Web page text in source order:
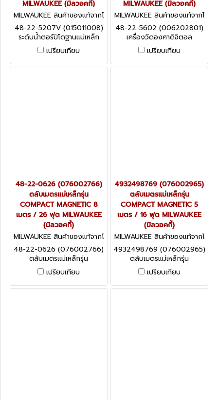
MILWAUKEE (มิลวอคกี้)
MILWAUKEE สินค้าของแท้จากโ
รงงานผู้ผลิต 48-22-5207V
(015011008)
48-22-5207V (015011008)
ระดับน้ำตอร์ปิโดฐานแม่เหล็ก
MILWAUKEE (มิลวอคกี้)
เปรียบเทียบ
MILWAUKEE (มิลวอคกี้)
MILWAUKEE สินค้าของแท้จากโ
รงงานผู้ผลิต 48-22-5602 (0
06202801)
48-22-5602 (006202801)
เครื่องวัดองศาดิจิตอล
MILWAUKEE (มิลวอคกี้)
เปรียบเทียบ
48-22-0626 (076002766)
ตลับเมตรแม่เหล็กรุ่น
COMPACT MAGNETIC 8
เมตร / 26 ฟุต MILWAUKEE
(มิลวอคกี้)
MILWAUKEE สินค้าของแท้จากโ
รงงานผู้ผลิต 48-22-0626 (0
76002766)
48-22-0626 (076002766)
ตลับเมตรแม่เหล็กรุ่น
COMPACT MAGNETIC 8
เมตร / 26 ฟุต MILWAUKEE
(มิลวอคกี้)
เปรียบเทียบ
4932498769 (076002965)
ตลับเมตรแม่เหล็กรุ่น
COMPACT MAGNETIC 5
เมตร / 16 ฟุต MILWAUKEE
(มิลวอคกี้)
MILWAUKEE สินค้าของแท้จากโ
รงงานผู้ผลิต 4932498769
(076002965)
4932498769 (076002965)
ตลับเมตรแม่เหล็กรุ่น
COMPACT MAGNETIC 5
เมตร / 16 ฟุต MILWAUKEE (มิ
ลวอคกี้)
เปรียบเทียบ